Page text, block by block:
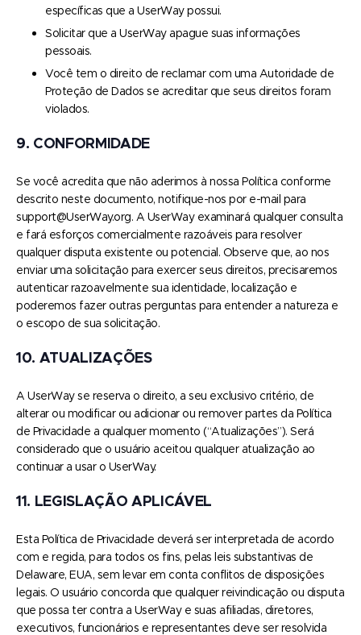
específicas que a UserWay possui.
Solicitar que a UserWay apague suas informações
pessoais.
Você tem o direito de reclamar com uma Autoridade de
Proteção de Dados se acreditar que seus direitos foram
violados.
9. CONFORMIDADE
Se você acredita que não aderimos à nossa Política conforme
descrito neste documento, notifique-nos por e-mail para
support@UserWay.org. A UserWay examinará qualquer consulta
e fará esforços comercialmente razoáveis para resolver
qualquer disputa existente ou potencial. Observe que, ao nos
enviar uma solicitação para exercer seus direitos, precisaremos
autenticar razoavelmente sua identidade, localização e
poderemos fazer outras perguntas para entender a natureza e
o escopo de sua solicitação.
10. ATUALIZAÇÕES
A UserWay se reserva o direito, a seu exclusivo critério, de
alterar ou modificar ou adicionar ou remover partes da Política
de Privacidade a qualquer momento (“Atualizações”). Será
considerado que o usuário aceitou qualquer atualização ao
continuar a usar o UserWay.
11. LEGISLAÇÃO APLICÁVEL
Esta Política de Privacidade deverá ser interpretada de acordo
com e regida, para todos os fins, pelas leis substantivas de
Delaware, EUA, sem levar em conta conflitos de disposições
legais. O usuário concorda que qualquer reivindicação ou disputa
que possa ter contra a UserWay e suas afiliadas, diretores,
executivos, funcionários e representantes deve ser resolvida